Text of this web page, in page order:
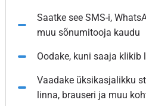
Saatke see SMS-i,
muu sõnumitooja kaudu
Oodake, kuni saaja klikib
Vaadake üksikasjalikku
linna, brauseri ja muu